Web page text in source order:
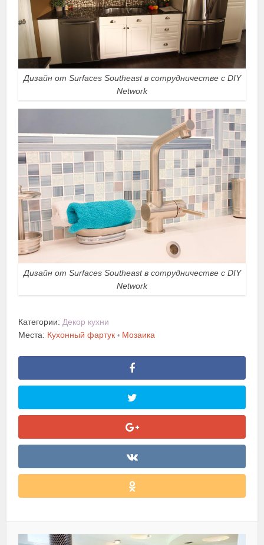
Дизайн от Surfaces Southeast в сотрудничестве с DIY
Network
Дизайн от Surfaces Southeast в сотрудничестве с DIY
Network
Категории: Декор кухни
Места: Кухонный фартук • Мозаика